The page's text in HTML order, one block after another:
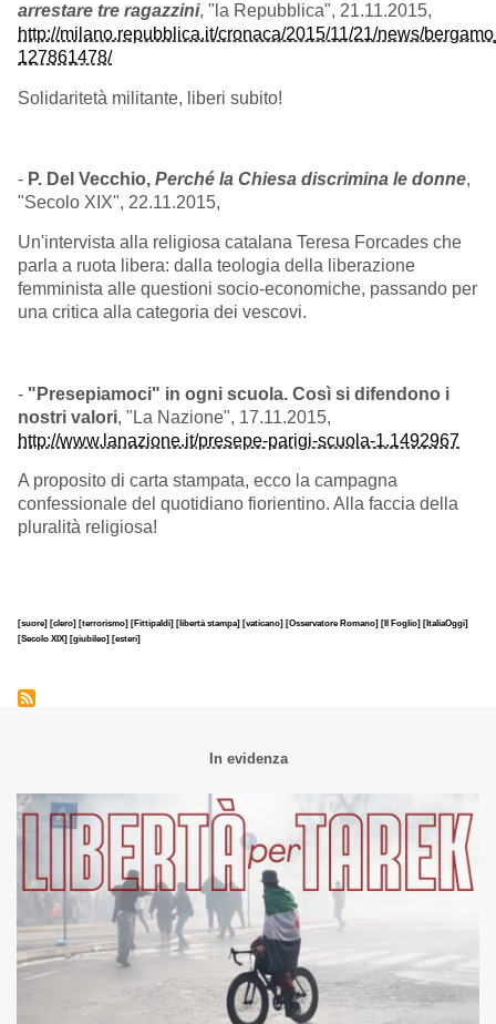
arrestare tre ragazzini, "la Repubblica", 21.11.2015,
http://milano.repubblica.it/cronaca/2015/11/21/news/
127861478/
Solidaritetà militante, liberi subito!
- P. Del Vecchio, Perché la Chiesa discrimina le donne,
"Secolo XIX", 22.11.2015,
Un'intervista alla religiosa catalana Teresa Forcades che
parla a ruota libera: dalla teologia della liberazione
femminista alle questioni socio-economiche, passando per
una critica alla categoria dei vescovi.
- "Presepiamoci" in ogni scuola. Così si difendono i
nostri valori, "La Nazione", 17.11.2015,
http://www.lanazione.it/presepe-parigi-scuola-1.1492967
A proposito di carta stampata, ecco la campagna
confessionale del quotidiano fiorientino. Alla faccia della
pluralità religiosa!
[suore] [clero] [terrorismo] [Fittipaldi] [libertà stampa] [vaticano] [Osservatore Romano] [Il Foglio] [ItaliaOggi]
[Secolo XIX] [giubileo] [esteri]
In evidenza